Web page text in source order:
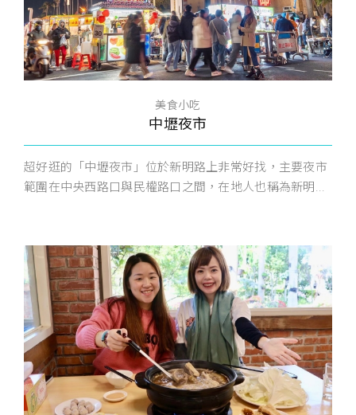
美食小吃
中壢夜市
超好逛的「中壢夜市」位於新明路上非常好找，主要夜市
範圍在中央西路口與民權路口之間，在地人也稱為新明...